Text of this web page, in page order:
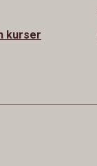
kurser